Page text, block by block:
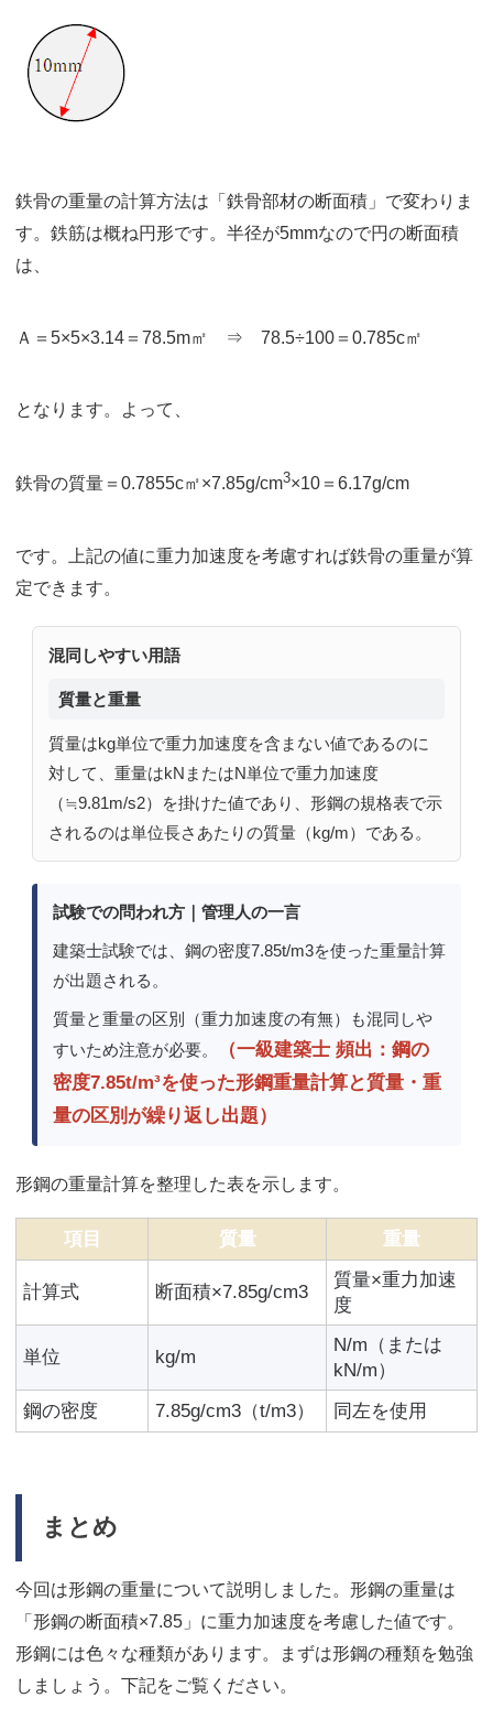
鉄骨の重量の計算方法は「鉄骨部材の断面積」で変わりま
す。鉄筋は概ね円形です。半径が5mmなので円の断面積
は、
Ａ＝5×5×3.14＝78.5m㎡ ⇒ 78.5÷100＝0.785c㎡
となります。よって、
鉄骨の質量＝0.7855c㎡×7.85g/cm3×10＝6.17g/cm
です。上記の値に重力加速度を考慮すれば鉄骨の重量が算
定できます。
混同しやすい用語
質量と重量
質量はkg単位で重力加速度を含まない値であるのに
対して、重量はkNまたはN単位で重力加速度
（≒9.81m/s2）を掛けた値であり、形鋼の規格表で示
されるのは単位長さあたりの質量（kg/m）である。
試験での問われ方｜管理人の一言
建築士試験では、鋼の密度7.85t/m3を使った重量計算
が出題される。
質量と重量の区別（重力加速度の有無）も混同しや
すいため注意が必要。
（一級建築士 頻出：鋼の
密度7.85t/m³を使った形鋼重量計算と質量・重
量の区別が繰り返し出題）
形鋼の重量計算を整理した表を示します。
項目 質量 重量
計算式 断面積×7.85g/cm3
質量×重力加速
度
単位 kg/m
N/m（または
kN/m）
鋼の密度
7.85g/cm3（t/m3） 同左を使用
まとめ
今回は形鋼の重量について説明しました。形鋼の重量は
「形鋼の断面積×7.85」に重力加速度を考慮した値です。
形鋼には色々な種類があります。まずは形鋼の種類を勉強
しましょう。下記をご覧ください。